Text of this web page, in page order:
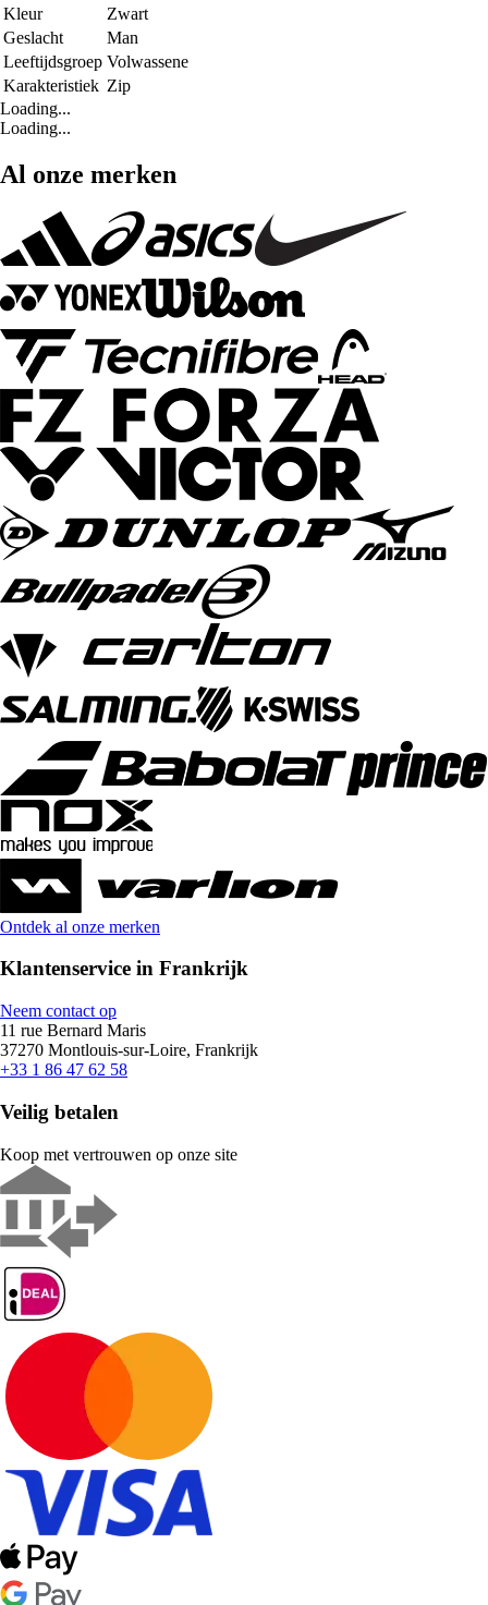
Kleur
Zwart
Geslacht
Man
Leeftijdsgroep Volwassene
Karakteristiek Zip
Loading...
Loading...
Al onze merken
Ontdek al onze merken
Klantenservice in Frankrijk
Neem contact op
11 rue Bernard Maris
37270 Montlouis-sur-Loire, Frankrijk
+33 1 86 47 62 58
Veilig betalen
Koop met vertrouwen op onze site